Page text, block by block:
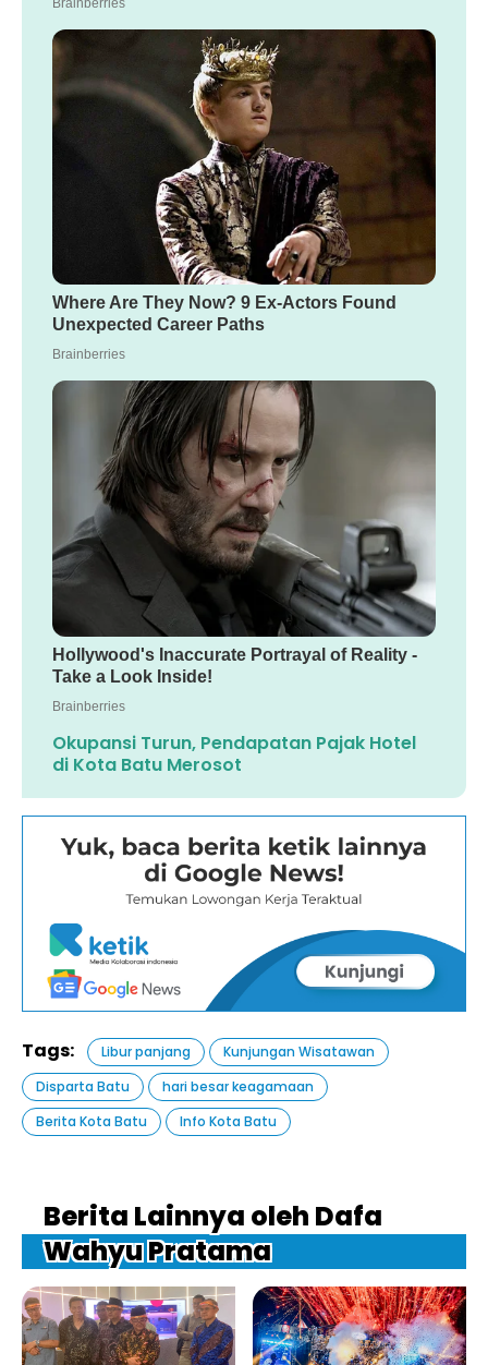
Okupansi Turun, Pendapatan Pajak Hotel
di Kota Batu Merosot
Tags: Libur panjang
Kunjungan Wisatawan
Disparta Batu
hari besar keagamaan
Berita Kota Batu
Info Kota Batu
Berita Lainnya oleh Dafa
Wahyu Pratama